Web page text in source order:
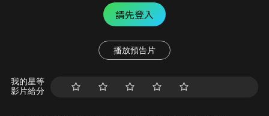
請先登入
播放預告片
我的星等
影片給分